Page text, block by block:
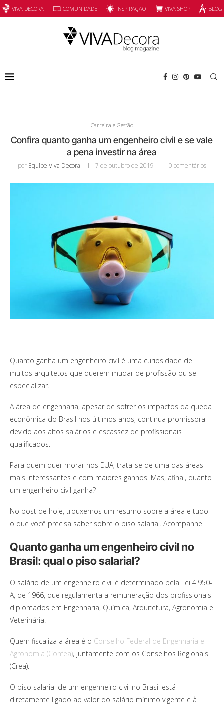
VIVA DECORA COMUNIDADE INSPIRAÇÃO VIVA SHOP
Carreira e Gestão
Confira quanto ganha um engenheiro civil e se vale
a pena investir na área
por Equipe Viva Decora 7 de outubro de 2019 0 comentários
Quanto ganha um engenheiro civil é uma curiosidade de
muitos arquitetos que querem mudar de profissão ou se
especializar.
A área de engenharia, apesar de sofrer os impactos da queda
econômica do Brasil nos últimos anos, continua promissora
devido aos altos salários e escassez de profissionais
qualificados.
Para quem quer morar nos EUA, trata-se de uma das áreas
mais interessantes e com maiores ganhos. Mas, afinal, quanto
um engenheiro civil ganha?
No post de hoje, trouxemos um resumo sobre a área e tudo
o que você precisa saber sobre o piso salarial. Acompanhe!
Quanto ganha um engenheiro civil no
Brasil: qual o piso salarial?
O salário de um engenheiro civil é determinado pela Lei 4.950-
A, de 1966, que regulamenta a remuneração dos profissionais
diplomados em Engenharia, Química, Arquitetura, Agronomia e
Veterinária.
Quem fiscaliza a área é o Conselho Federal de Engenharia e
Agronomia (Confea), juntamente com os Conselhos Regionais
(Crea).
O piso salarial de um engenheiro civil no Brasil está
diretamente ligado ao valor do salário mínimo vigente e à